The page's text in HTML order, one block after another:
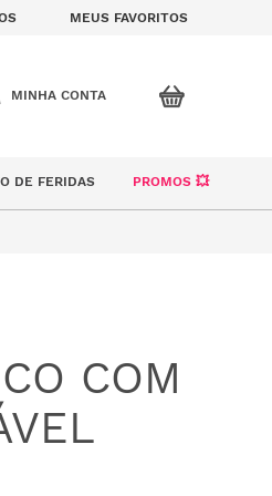
MEUS FAVORITOS
DE FERIDAS PROMOS 💥
COM